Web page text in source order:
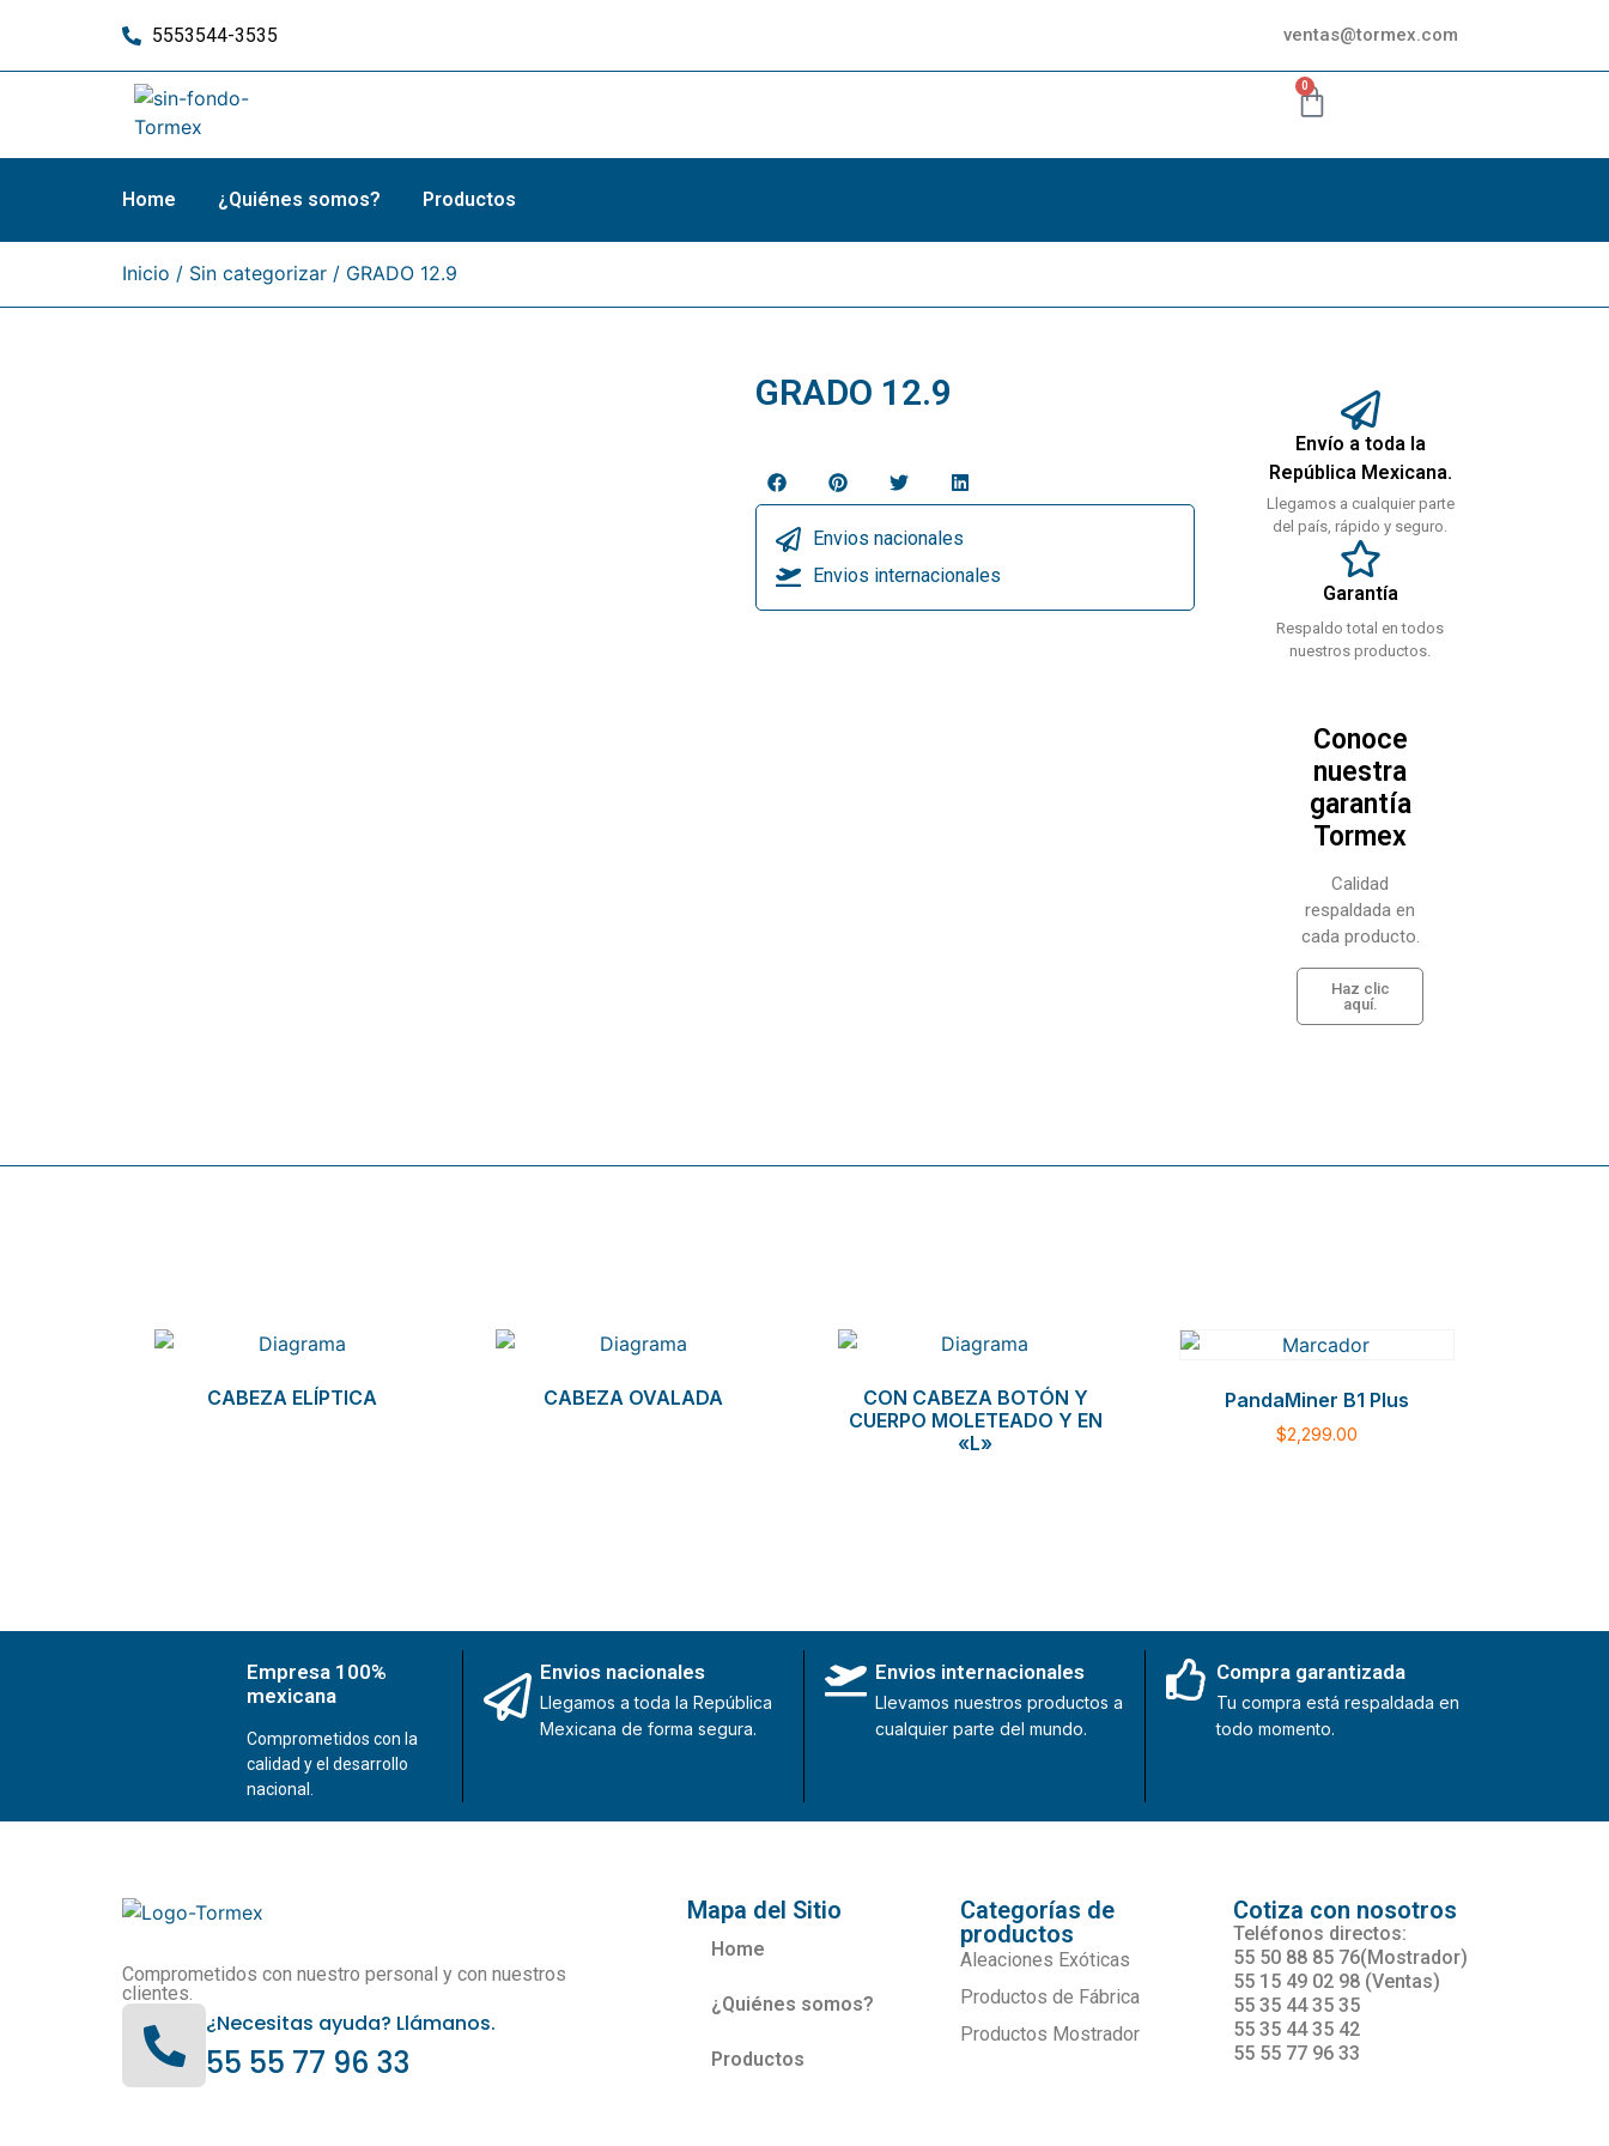
5553544-3535 ventas@tormex.com
0
Home ¿Quiénes somos? Productos
Inicio / Sin categorizar / GRADO 12.9
GRADO 12.9
Envios nacionales
Envios internacionales
Envío a toda la
República Mexicana.
Llegamos a cualquier parte
del país, rápido y seguro.
Garantía
Respaldo total en todos
nuestros productos.
Conoce
nuestra
garantía
Tormex
Calidad
respaldada en
cada producto.
Haz clic
aquí.
CABEZA ELÍPTICA CABEZA OVALADA
CON CABEZA BOTÓN Y
CUERPO MOLETEADO Y EN
«L»
PandaMiner B1 Plus
$2,299.00
Empresa 100%
mexicana
Comprometidos con la
calidad y el desarrollo
nacional.
Envios nacionales
Llegamos a toda la República
Mexicana de forma segura.
Envios internacionales
Llevamos nuestros productos a
cualquier parte del mundo.
Compra garantizada
Tu compra está respaldada en
todo momento.
Comprometidos con nuestro personal y con nuestros
clientes.
¿Necesitas ayuda? Llámanos.
55 55 77 96 33
Mapa del Sitio
Home
¿Quiénes somos?
Productos
Categorías de
productos
Aleaciones Exóticas
Productos de Fábrica
Productos Mostrador
Cotiza con nosotros
Teléfonos directos:
55 50 88 85 76(Mostrador)
55 15 49 02 98 (Ventas)
55 35 44 35 35
55 35 44 35 42
55 55 77 96 33